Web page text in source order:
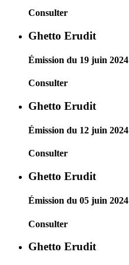
Consulter
Ghetto Erudit
Émission du 19 juin 2024
Consulter
Ghetto Erudit
Émission du 12 juin 2024
Consulter
Ghetto Erudit
Émission du 05 juin 2024
Consulter
Ghetto Erudit